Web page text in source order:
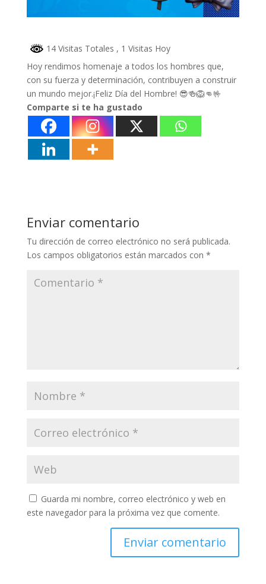
14 Visitas Totales , 1 Visitas Hoy
Hoy rendimos homenaje a todos los hombres que,
con su fuerza y determinación, contribuyen a construir
un mundo mejor.¡Feliz Día del Hombre! 😎🍻🦁👊🤟
Comparte si te ha gustado
Enviar comentario
Tu dirección de correo electrónico no será publicada.
Los campos obligatorios están marcados con *
Guarda mi nombre, correo electrónico y web en
este navegador para la próxima vez que comente.